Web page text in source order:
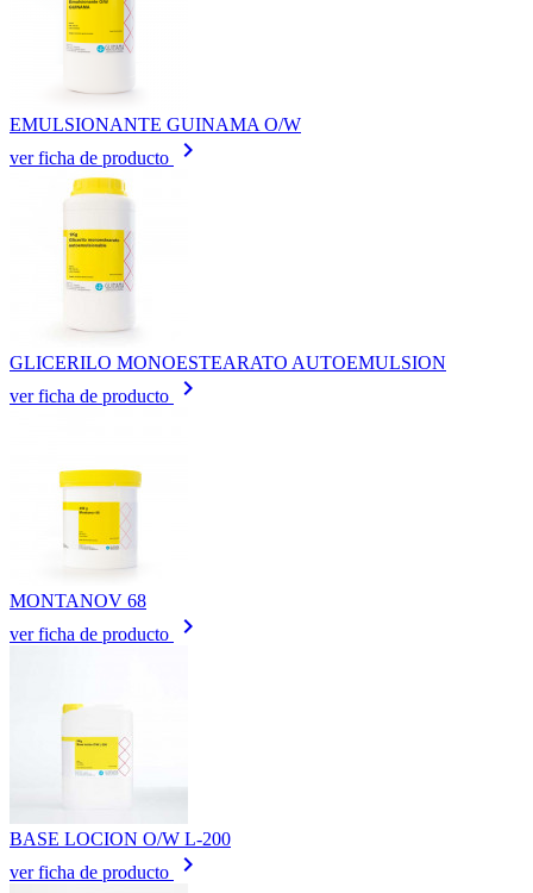
EMULSIONANTE GUINAMA O/W
ver ficha de producto
keyboard_arrow_right
GLICERILO MONOESTEARATO AUTOEMULSION
ver ficha de producto
keyboard_arrow_right
MONTANOV 68
ver ficha de producto
keyboard_arrow_right
BASE LOCION O/W L-200
ver ficha de producto
keyboard_arrow_right